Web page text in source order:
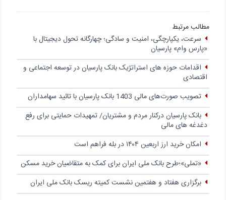
مطالب مرتبط
سرعت، یکپارچگی، امنیت و سادگی؛ چهار‌گانه تحول دیجیتال با
«پارس وام» پارسیان
اقدامات حوزه های استراتژیک بانک پارسیان در توسعه اجتماعی و
اقتصادی
تصویب صورت‌های مالی 1403 بانک پارسیان با تائید سهامداران
بانک پارسیان درکنار مردم و مشتریان/ تمهیدات حمایتی برای رفع
دغدغه های مالی
امکان خرید ارز اربعین ۱۴۰۴ در بله فراهم است
«تملی»؛طرح بانک ملی ایران برای کمک به متقاضیان خرید مسکن
برگزاری هفتاد و هفتمین نشست کمیته ریسک بانک ملی ایران